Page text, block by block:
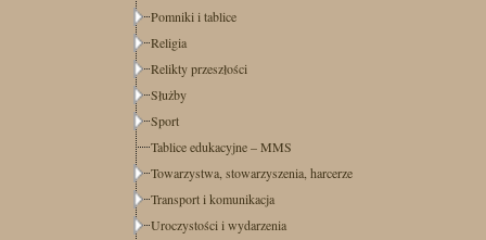
Pomniki i tablice
Religia
Relikty przeszłości
Służby
Sport
Tablice edukacyjne – MMS
Towarzystwa, stowarzyszenia, harcerze
Transport i komunikacja
Uroczystości i wydarzenia